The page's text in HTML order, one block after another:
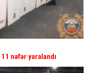
11 nəfər yaralandı